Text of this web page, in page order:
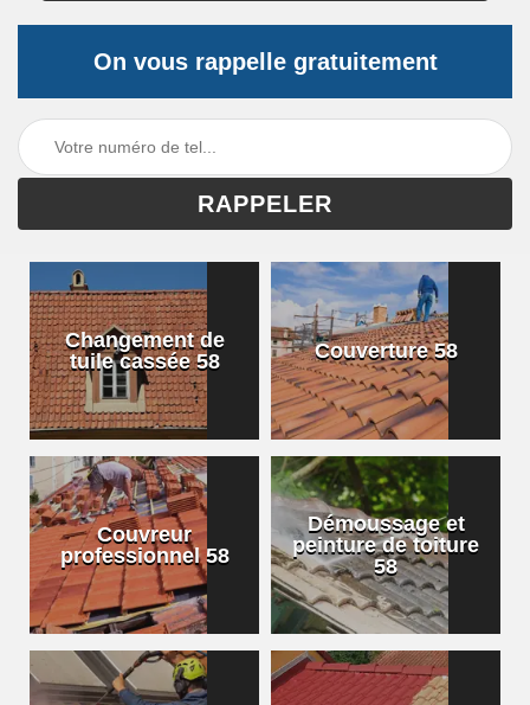
On vous rappelle gratuitement
Changement de
tuile cassée 58
Couverture 58
Couvreur
professionnel 58
Démoussage et
peinture de toiture
58